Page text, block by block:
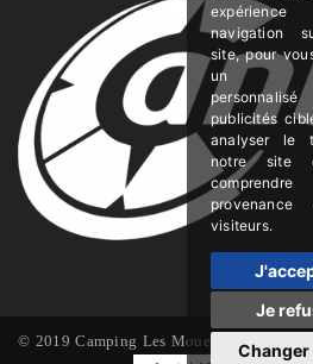
navigation
site, pour
un
publicités
analyser le
notre site
visiteurs.
Je
Changer
© 2019 Camping Les Mouettes